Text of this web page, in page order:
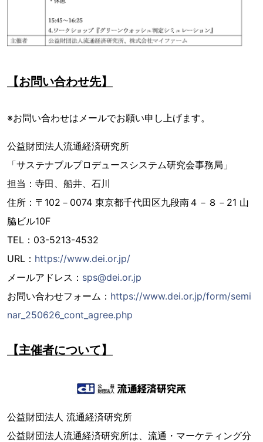
【お問い合わせ先】
※お問い合わせはメールでお願い申し上げます。
公益財団法人流通経済研究所
「サステナブルプロデュースシステム研究会事務局」
担当：寺田、船井、石川
住所：〒102－0074 東京都千代田区九段南４－８－21 山
脇ビル10F
TEL：03-5213-4532
URL： https://www.dei.or.jp/
メールアドレス： sps@dei.or.jp
お問い合わせフォーム： https://www.dei.or.jp/form/semi
nar_250626_cont_agree.php
【主催者について】
公益財団法人 流通経済研究所
公益財団法人流通経済研究所は、流通・マーケティング分